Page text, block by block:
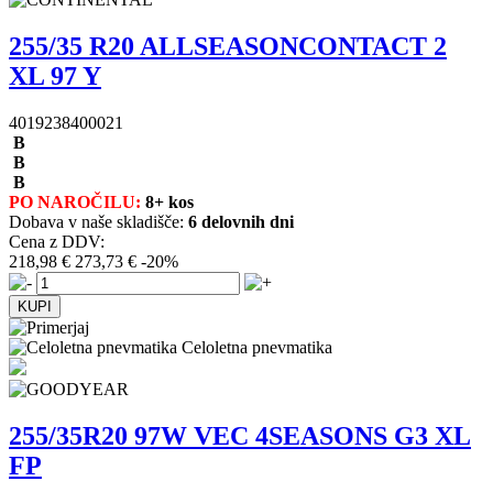
255/35 R20 ALLSEASONCONTACT 2
XL 97 Y
4019238400021
B
B
B
PO NAROČILU: 8+ kos
Dobava v naše skladišče: 6 delovnih dni
Cena z DDV:
218,98 € 273,73 € -20%
Celoletna pnevmatika
255/35R20 97W VEC 4SEASONS G3 XL
FP